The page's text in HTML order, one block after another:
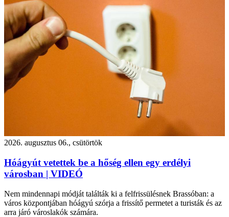
2026. augusztus 06., csütörtök
Hóágyút vetettek be a hőség ellen egy erdélyi
városban | VIDEÓ
Nem mindennapi módját találták ki a felfrissülésnek Brassóban: a
város központjában hóágyú szórja a frissítő permetet a turisták és az
arra járó városlakók számára.